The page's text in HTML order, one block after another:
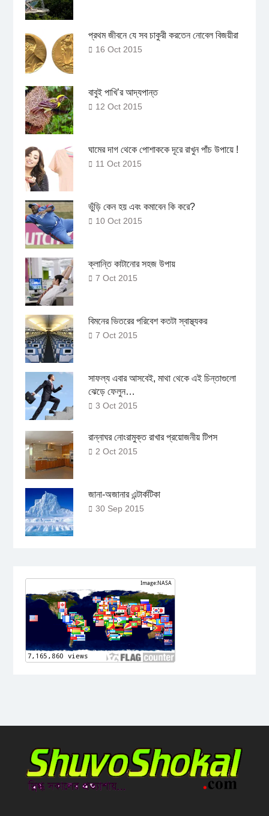
প্রথম জীবনে যে সব চাকুরী করতেন নোবেল বিজয়ীরা
16 Oct 2015
বাবুই পাখি’র আদ্যপান্ত
12 Oct 2015
ঘামের দাগ থেকে পোশাককে দূরে রাখুন পাঁচ উপায়ে !
11 Oct 2015
ভুঁড়ি কেন হয় এবং কমাবেন কি করে?
10 Oct 2015
ক্লান্তি কাটানোর সহজ উপায়
7 Oct 2015
বিমনের ভিতরের পরিবেশ কতটা স্বাস্থ্যকর
7 Oct 2015
সাফল্য এবার আসবেই, মাথা থেকে এই চিন্তাগুলো
ঝেড়ে ফেলুন…
3 Oct 2015
রান্নাঘর নোংরামুক্ত রাখার প্রয়োজনীয় টিপস
2 Oct 2015
জানা-অজানার এন্টার্কটিকা
30 Sep 2015